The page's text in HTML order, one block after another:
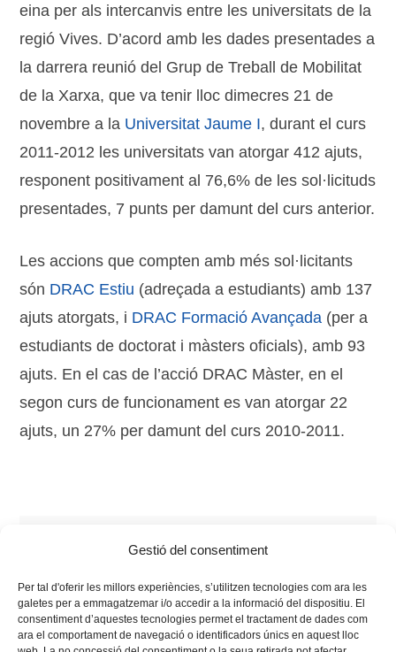
Gestió del consentiment
Per tal d'oferir les millors experiències, s’utilitzen tecnologies com ara les
galetes per a emmagatzemar i/o accedir a la informació del dispositiu. El
consentiment d’aquestes tecnologies permet el tractament de dades com
ara el comportament de navegació o identificadors únics en aquest lloc
eina per als intercanvis entre les universitats de la
regió Vives. D’acord amb les dades presentades a
la darrera reunió del Grup de Treball de Mobilitat
de la Xarxa, que va tenir lloc dimecres 21 de
novembre a la Universitat Jaume I, durant el curs
2011-2012 les universitats van atorgar 412 ajuts,
responent positivament al 76,6% de les sol·licituds
presentades, 7 punts per damunt del curs anterior.
Les accions que compten amb més sol·licitants
són DRAC Estiu (adreçada a estudiants) amb 137
ajuts atorgats, i DRAC Formació Avançada (per a
estudiants de doctorat i màsters oficials), amb 93
ajuts. En el cas de l’acció DRAC Màster, en el
segon curs de funcionament es van atorgar 22
ajuts, un 27% per damunt del curs 2010-2011.